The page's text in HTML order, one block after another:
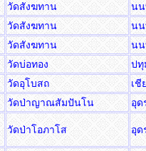
วัดสังฆทาน
น
วัดสังฆทาน
น
วัดสังฆทาน
น
วัดบ่อทอง
ป
วัดอุโบสถ
เชี
วัดป่าญาณสัมปันโน อุ
วัดป่าโอภาโส อุ